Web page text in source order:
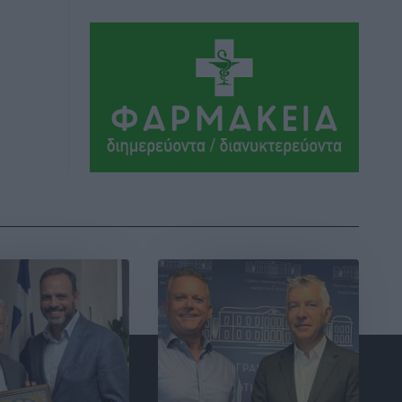
Κατταβιά: Πρόεδρος ο Μανώλης
Φραντζής, απέκτησε τον νεαρό
Καρακασιάν
Αθλητικά• πριν 13 ώρες
Ηρακλής Μαριτσών: “Πρώτη” με δύο
ακόμα παρόντες, πάει κανονικά στον
Σωτήρα
Αθλητικά πριν 13 ώρες
Ανατροπές στη Δημοτική Επιτροπή